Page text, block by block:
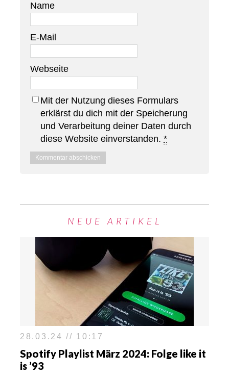
Name
E-Mail
Webseite
Mit der Nutzung dieses Formulars
erklärst du dich mit der Speicherung
und Verarbeitung deiner Daten durch
diese Website einverstanden. *
NEUE ARTIKEL
28.03.24 // 10:17
Spotify Playlist März 2024: Folge like it
is ’93